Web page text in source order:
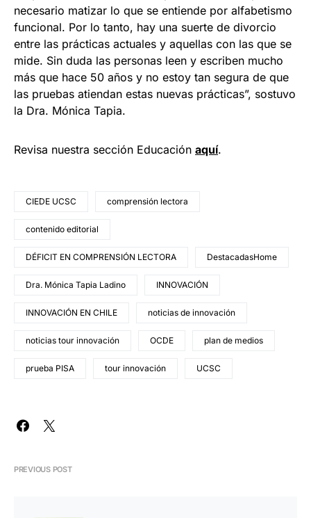
necesario matizar lo que se entiende por alfabetismo
funcional. Por lo tanto, hay una suerte de divorcio
entre las prácticas actuales y aquellas con las que se
mide. Sin duda las personas leen y escriben mucho
más que hace 50 años y no estoy tan segura de que
las pruebas atiendan estas nuevas prácticas”, sostuvo
la Dra. Mónica Tapia.
Revisa nuestra sección Educación aquí.
CIEDE UCSC comprensión lectora
contenido editorial
DÉFICIT EN COMPRENSIÓN LECTORA DestacadasHome
Dra. Mónica Tapia Ladino INNOVACIÓN
INNOVACIÓN EN CHILE noticias de innovación
noticias tour innovación OCDE plan de medios
prueba PISA tour innovación UCSC
PREVIOUS POST